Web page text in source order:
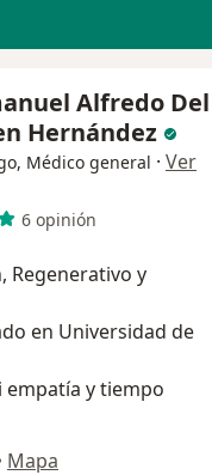
Alfredo Del
Hernández
Médico general · Ver
6 opinión
Regenerativo y
en Universidad de
empatía y tiempo
Mapa